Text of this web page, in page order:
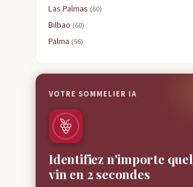
Las Palmas (60)
Bilbao (60)
Palma (56)
VOTRE SOMMELIER IA
Identifiez n'importe quel
vin en 2 secondes